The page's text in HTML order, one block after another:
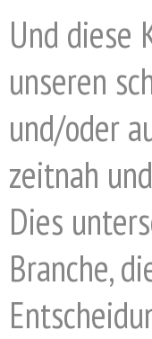
Und diese
unseren
und/oder
zeitnah
Dies
Branche,